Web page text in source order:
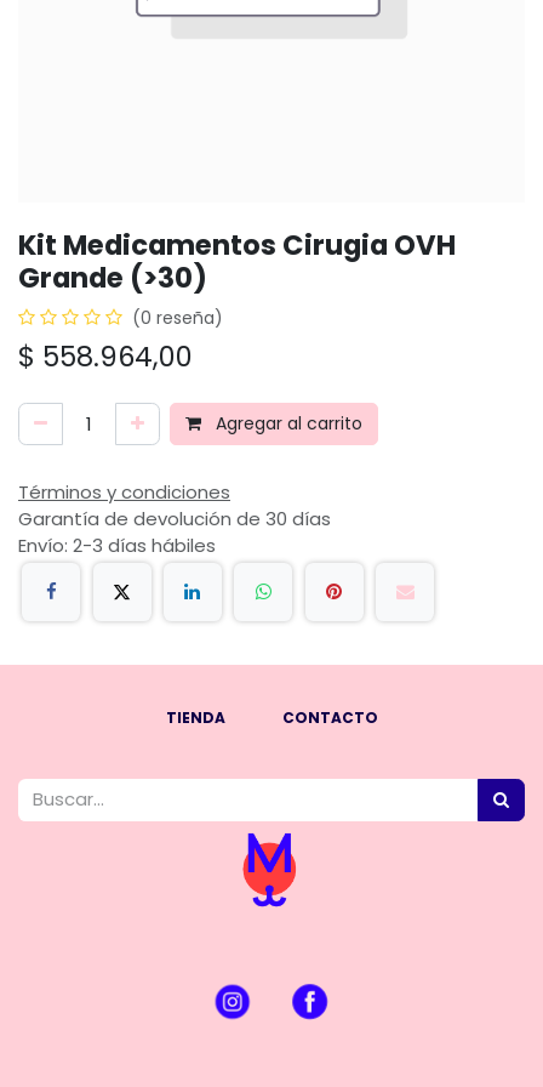
Kit Medicamentos Cirugia OVH
Grande (>30)
(0 reseña)
$ 558.964,00
Agregar al carrito
Términos y condiciones
Garantía de devolución de 30 días
Envío: 2-3 días hábiles
TIENDA CONTACTO